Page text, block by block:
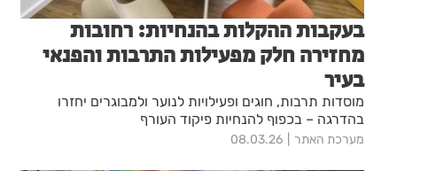
בעקבות ההקלות בהנחיות: רחובות
מחזירה חלק מפעילות התרבות והפנאי
בעיר
מוסדות תרבות, חוגים ופעילויות לנוער ולמבוגרים יחזרו
בהדרגה – בכפוף להנחיות פיקוד העורף
מערכת האתר 08.03.26